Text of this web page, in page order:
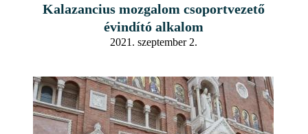
Kalazancius mozgalom csoportvezető
évindító alkalom
2021. szeptember 2.